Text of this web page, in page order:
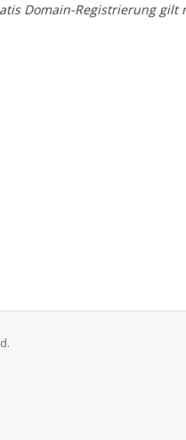
Domain-Registrierung gilt